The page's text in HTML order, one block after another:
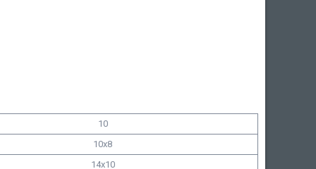
10
10x8
14x10